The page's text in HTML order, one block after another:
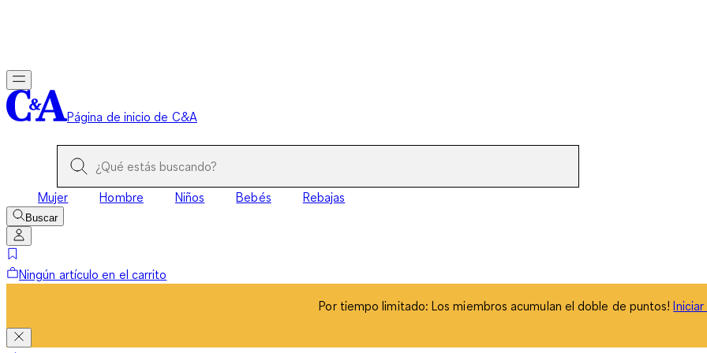
Página de inicio de C&A
Mujer Hombre Niños Bebés Rebajas
Buscar
Ningún artículo en el carrito
Por tiempo limitado: Los miembros acumulan el doble de puntos!